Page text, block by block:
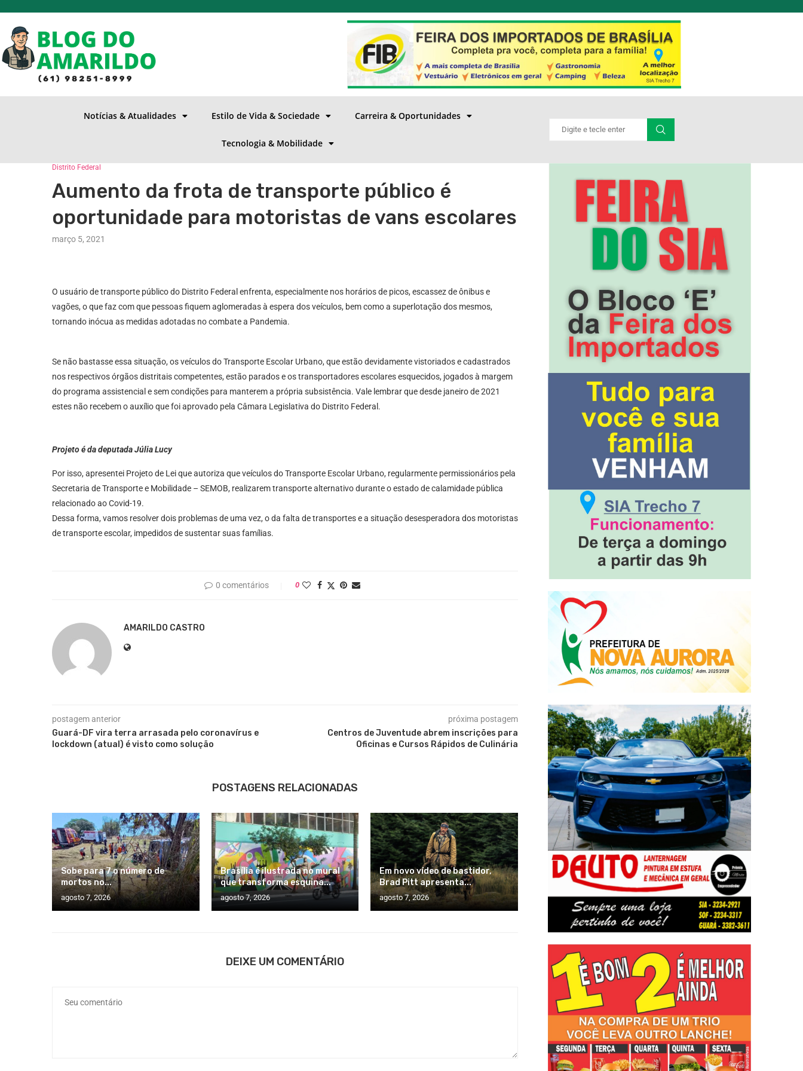
Notícias & Atualidades Estilo de Vida & Sociedade Carreira & Oportunidades
Tecnologia & Mobilidade
Distrito Federal
Aumento da frota de transporte público é
oportunidade para motoristas de vans escolares
março 5, 2021
O usuário de transporte público do Distrito Federal enfrenta, especialmente nos horários de picos, escassez de ônibus e
vagões, o que faz com que pessoas fiquem aglomeradas à espera dos veículos, bem como a superlotação dos mesmos,
tornando inócua as medidas adotadas no combate a Pandemia.
Se não bastasse essa situação, os veículos do Transporte Escolar Urbano, que estão devidamente vistoriados e cadastrados
nos respectivos órgãos distritais competentes, estão parados e os transportadores escolares esquecidos, jogados à margem
do programa assistencial e sem condições para manterem a própria subsistência. Vale lembrar que desde janeiro de 2021
estes não recebem o auxílio que foi aprovado pela Câmara Legislativa do Distrito Federal.
Projeto é da deputada Júlia Lucy
Por isso, apresentei Projeto de Lei que autoriza que veículos do Transporte Escolar Urbano, regularmente permissionários pela
Secretaria de Transporte e Mobilidade – SEMOB, realizarem transporte alternativo durante o estado de calamidade pública
relacionado ao Covid-19.
Dessa forma, vamos resolver dois problemas de uma vez, o da falta de transportes e a situação desesperadora dos motoristas
de transporte escolar, impedidos de sustentar suas famílias.
0 comentários 0
AMARILDO CASTRO
postagem anterior
Guará-DF vira terra arrasada pelo coronavírus e
lockdown (atual) é visto como solução
próxima postagem
Centros de Juventude abrem inscrições para
Oficinas e Cursos Rápidos de Culinária
POSTAGENS RELACIONADAS
Sobe para 7 o número de
mortos no...
agosto 7, 2026
Brasília é ilustrada no mural
que transforma esquina...
agosto 7, 2026
Em novo vídeo de bastidor,
Brad Pitt apresenta...
agosto 7, 2026
DEIXE UM COMENTÁRIO